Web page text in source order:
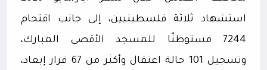
استشهاد ثلاثة فلسطينيين، إلى جانب اقتحام
7244 مستوطنًا للمسجد الأقصى المبارك،
وتسجيل 101 حالة اعتقال وأكثر من 67 قرار إبعاد،